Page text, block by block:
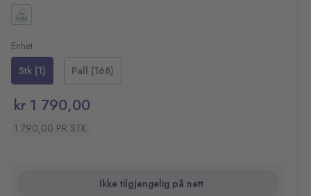
Enhet
Stk (1)
Pall (168)
kr 1 790,00
1 790,00 PR STK
Ikke tilgjengelig på nett